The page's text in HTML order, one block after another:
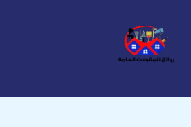
المحتوى